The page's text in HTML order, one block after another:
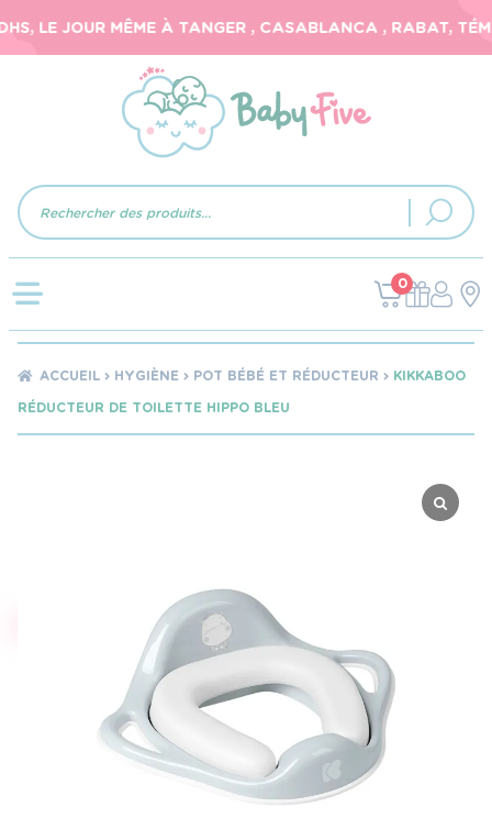
LE JOUR MÊME À TANGER , CASABLANCA , RABAT,
Recherche
de
produits
0
ACCUEIL HYGIÈNE POT BÉBÉ ET RÉDUCTEUR
KIKKABOO
RÉDUCTEUR DE TOILETTE HIPPO BLEU